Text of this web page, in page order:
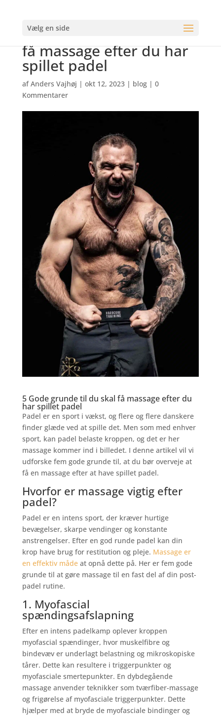
Vælg en side
5 Gode grunde til du skal
få massage efter du har
spillet padel
afAnders Vajhøj | okt 12, 2023| blog| 0
Kommentarer
5 Gode grunde til du skal få massage efter du
har spillet padel
Padel er en sport i vækst, og flere og flere danskere
finder glæde ved at spille det. Men som med enhver
sport, kan padel belaste kroppen, og det er her
massage kommer ind i billedet. I denne artikel vil vi
udforske fem gode grunde til, at du bør overveje at
få en massage efter at have spillet padel.
Hvorfor er massage vigtig efter
padel?
Padel er en intens sport, der kræver hurtige
bevægelser, skarpe vendinger og konstante
anstrengelser. Efter en god runde padel kan din
krop have brug for restitution og pleje. Massage er
en effektiv mådeat opnå dette på. Her er fem gode
grunde til at gøre massage til en fast del af din post-
padel rutine.
1. Myofascial
spændingsafslapning
Efter en intens padelkamp oplever kroppen
myofascial spændinger, hvor muskelfibre og
bindevæv er underlagt belastning og mikroskopiske
tårer. Dette kan resultere i triggerpunkter og
myofasciale smertepunkter. En dybdegående
massage anvender teknikker som tværfiber-massage
og frigørelse af myofasciale triggerpunkter. Dette
hjælper med at bryde de myofasciale bindinger og